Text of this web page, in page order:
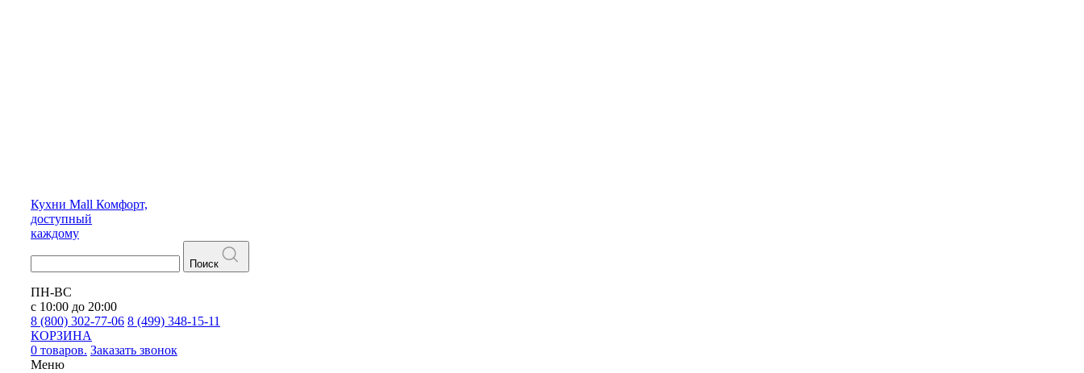
Кухни Mall Комфорт,
доступный
каждому
Поиск
ПН-ВС
с 10:00 до 20:00
8 (800) 302-77-06 8 (499) 348-15-11
КОРЗИНА
0 товаров. Заказать звонок
Меню